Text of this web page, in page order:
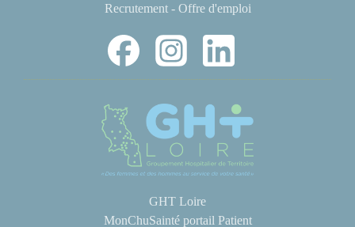
Recrutement - Offre d'emploi
GHT Loire
MonChuSainté portail Patient